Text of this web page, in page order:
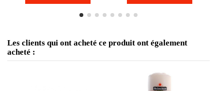
Les clients qui ont acheté ce produit ont également
acheté :